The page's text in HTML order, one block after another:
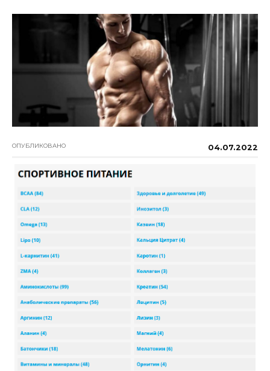
ОПУБЛИКОВАНО 04.07.2022